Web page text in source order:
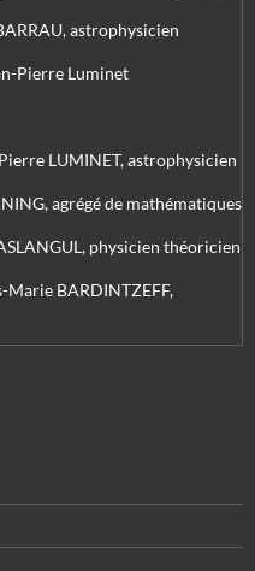
astrophysicien
Pierre Luminet
LUMINET, astrophysicien
agrégé de mathématiques
physicien théoricien
Marie BARDINTZEFF,